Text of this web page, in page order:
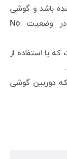
باشد و گوشی
به اینترنت متصل نباشد، گوشی در وضعیت No
با استفاده از
دوربین گوشی